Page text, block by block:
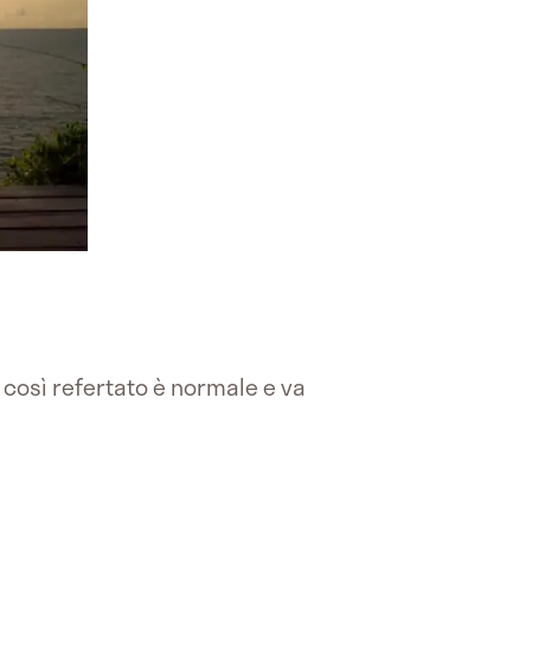
così refertato è normale e va